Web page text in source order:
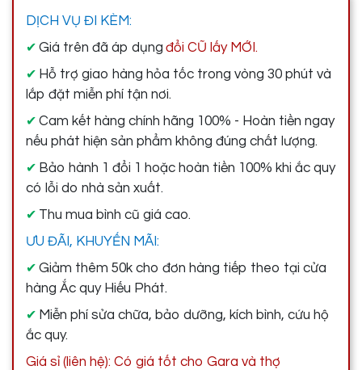
DỊCH VỤ ĐI KÈM:
✔ Giá trên đã áp dụng đổi CŨ lấy MỚI.
✔ Hỗ trợ giao hàng hỏa tốc trong vòng 30 phút và
lắp đặt miễn phí tận nơi.
✔ Cam kết hàng chính hãng 100% - Hoàn tiền ngay
nếu phát hiện sản phẩm không đúng chất lượng.
✔ Bảo hành 1 đổi 1 hoặc hoàn tiền 100% khi ắc quy
có lỗi do nhà sản xuất.
✔ Thu mua bình cũ giá cao.
ƯU ĐÃI, KHUYẾN MÃI:
✔ Giảm thêm 50k cho đơn hàng tiếp theo tại cửa
hàng Ắc quy Hiếu Phát.
✔ Miễn phí sửa chữa, bảo dưỡng, kích bình, cứu hộ
ắc quy.
Giá sỉ (liên hệ): Có giá tốt cho Gara và thợ